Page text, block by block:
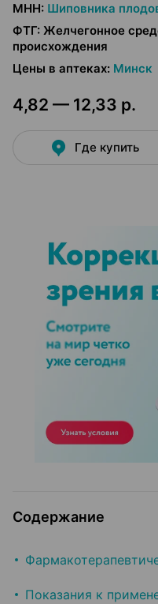
МНН: Шиповника
ФТГ: Желчегонное
происхождения
Цены в аптеках: Минск
4,82 — 12,33 р.
Где купить
Содержание
Показания к